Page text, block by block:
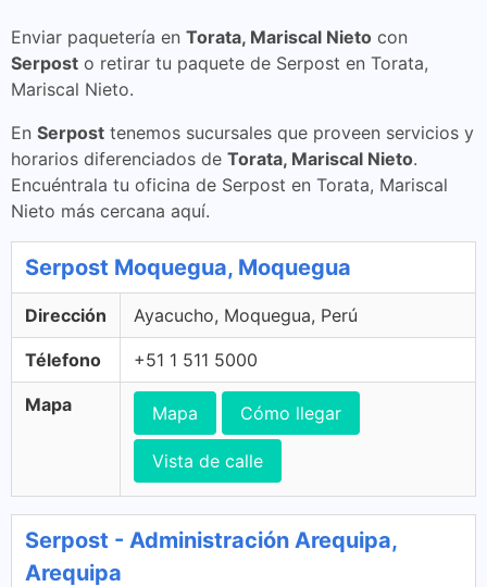
Enviar paquetería en Torata, Mariscal Nieto con
Serpost o retirar tu paquete de Serpost en Torata,
Mariscal Nieto.
En Serpost tenemos sucursales que proveen servicios y
horarios diferenciados de Torata, Mariscal Nieto.
Encuéntrala tu oficina de Serpost en Torata, Mariscal
Nieto más cercana aquí.
Serpost Moquegua, Moquegua
Dirección Ayacucho, Moquegua, Perú
Télefono +51 1 511 5000
Mapa Mapa Cómo llegar
Vista de calle
Serpost - Administración Arequipa,
Arequipa